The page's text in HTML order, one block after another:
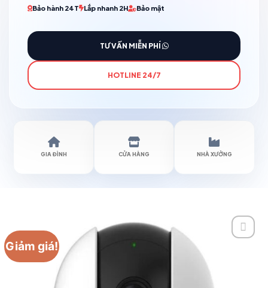
Bảo hành 24T Lắp nhanh 2H Bảo mật
TƯ VẤN MIỄN PHÍ
HOTLINE 24/7
GIA ĐÌNH CỬA HÀNG NHÀ XƯỞNG
Giảm giá!